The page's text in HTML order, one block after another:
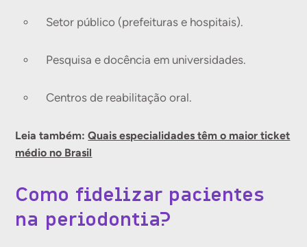
Setor público (prefeituras e hospitais).
Pesquisa e docência em universidades.
Centros de reabilitação oral.
Leia também:Quais especialidades têm o maior ticket
médio no Brasil
Como fidelizar pacientes
na periodontia?